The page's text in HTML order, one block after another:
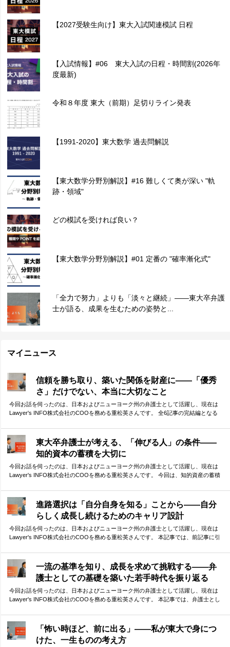
【2027受験生向け】東大入試関連模試 日程
【入試情報】#06 東大入試の日程・時間割(2026年
度最新)
令和８年度 東大（前期）足切りライン発表
【1991-2020】東大数学 過去問解説
【東大数学分野別解説】#16 難しくて奥が深い "軌
跡・領域"
どの模試を受ければ良い？
【東大数学分野別解説】#01 定番の "確率漸化式"
「全力で努力」よりも「淡々と継続」——東大卒弁護
士が語る、成果を生むための姿勢と...
マイニュース
信頼を勝ち取り、築いた関係を財産に——「優秀
さ」だけでない、本当に大切なこと
今回お話を伺ったのは、日本およびニューヨーク州の弁護士として活躍し、現在は
Lawyer's INFO株式会社のCOOを務める重松英さんです。 全6記事の完結編となる
いました。 他者との「弱い繋がり」を大切にする重要性、そして、その前提となる
信頼構築の必要性。弁護士として、自らもネットワークを活かしてダイナミックに
活躍されてきた重松さんが、体験談をもとに語ってくださりました。
東大卒弁護士が考える、「伸びる人」の条件——
知的資本の蓄積を大切に
今回お話を伺ったのは、日本およびニューヨーク州の弁護士として活躍し、現在は
Lawyer's INFO株式会社のCOOを務める重松英さんです。 今回は、知的資産の蓄積
な差がどんどん積み重なり、最終的には大きな差として現れる受験勉強の中で、少
しでも早い段階から意識しておくべきことは何か。貴重なお話を伺うことができま
した。
進路選択は「自分自身を知る」ことから——自分
らしく成長し続けるためのキャリア設計
今回お話を伺ったのは、日本およびニューヨーク州の弁護士として活躍し、現在は
Lawyer's INFO株式会社のCOOを務める重松英さんです。 本記事では、前記事に引
た、キャリア選択についてのお考えや、これからキャリアを考える方々へのアドバ
イスもお伺いしました。 現在進路選択に迷っている方にとっても、参考となる指針
がつまった内容となっています。
一流の基準を知り、成長を求めて挑戦する——弁
護士としての基礎を築いた若手時代を振り返る
今回お話を伺ったのは、日本およびニューヨーク州の弁護士として活躍し、現在は
Lawyer's INFO株式会社のCOOを務める重松英さんです。 本記事では、弁護士とし
だきました。 ファーストキャリアで学んだ、一流事務所の仕事の基準。そして、さ
らなる成長を求めての決断。 華やかな経歴の裏側には、自分なりの答えを探し続け
た挑戦の連続がありました。
「怖い時ほど、前に出る」——私が東大で身につ
けた、一生ものの考え方